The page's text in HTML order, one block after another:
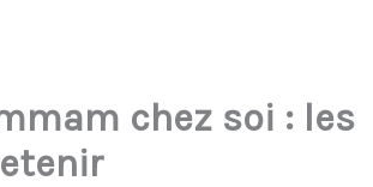
chez soi : les